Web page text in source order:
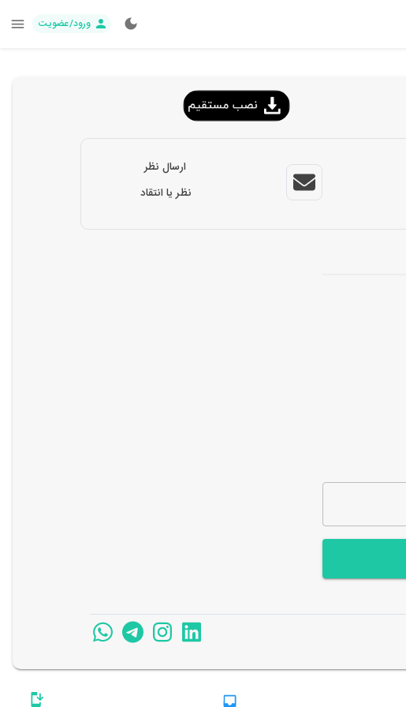
ورود/عضویت
ارسال نظر
نظر یا انتقاد